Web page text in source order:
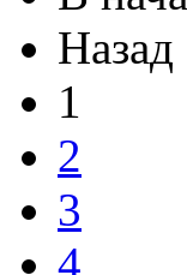
Назад
1
2
3
4